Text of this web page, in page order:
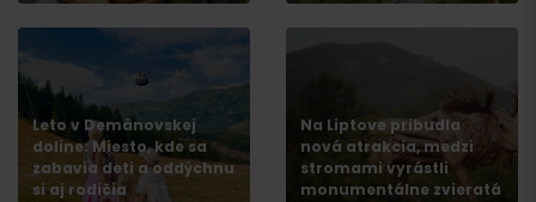
Leto v Demänovskej
doline: Miesto, kde sa
zabavia deti a oddýchnu
si aj rodičia
Na Liptove pribudla
nová atrakcia, medzi
stromami vyrástli
monumentálne zvieratá